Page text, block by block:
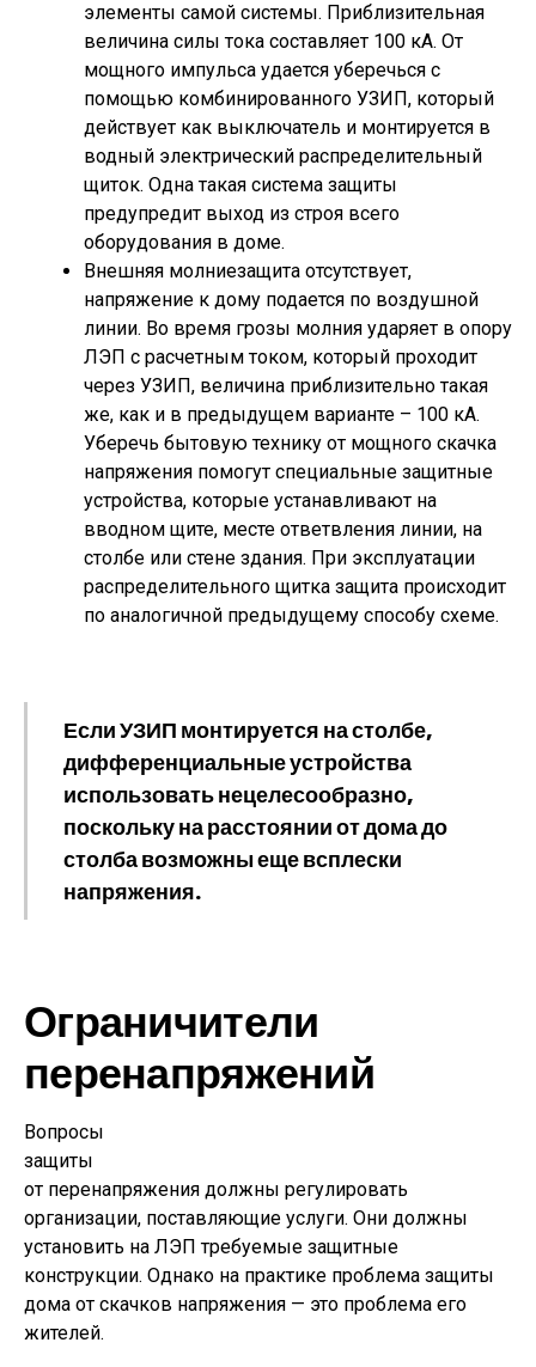
элементы самой системы. Приблизительная
величина силы тока составляет 100 кА. От
мощного импульса удается уберечься с
помощью комбинированного УЗИП, который
действует как выключатель и монтируется в
водный электрический распределительный
щиток. Одна такая система защиты
предупредит выход из строя всего
оборудования в доме.
Внешняя молниезащита отсутствует,
напряжение к дому подается по воздушной
линии. Во время грозы молния ударяет в опору
ЛЭП с расчетным током, который проходит
через УЗИП, величина приблизительно такая
же, как и в предыдущем варианте – 100 кА.
Уберечь бытовую технику от мощного скачка
напряжения помогут специальные защитные
устройства, которые устанавливают на
вводном щите, месте ответвления линии, на
столбе или стене здания. При эксплуатации
распределительного щитка защита происходит
по аналогичной предыдущему способу схеме.
Если УЗИП монтируется на столбе,
дифференциальные устройства
использовать нецелесообразно,
поскольку на расстоянии от дома до
столба возможны еще всплески
напряжения.
Ограничители
перенапряжений
Вопросы
защиты
от перенапряжения должны регулировать
организации, поставляющие услуги. Они должны
установить на ЛЭП требуемые защитные
конструкции. Однако на практике проблема защиты
дома от скачков напряжения — это проблема его
жителей.